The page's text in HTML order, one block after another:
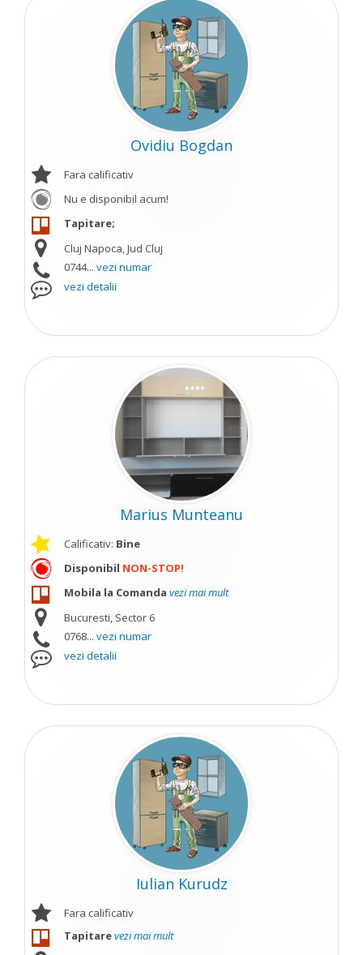
Ovidiu Bogdan
Fara calificativ
Nu e disponibil acum!
Tapitare;
Cluj Napoca, Jud Cluj
0744... vezi numar
vezi detalii
Marius Munteanu
Calificativ: Bine
Disponibil NON-STOP!
Mobila la Comanda vezi mai mult
Bucuresti, Sector 6
0768... vezi numar
vezi detalii
Iulian Kurudz
Fara calificativ
Tapitarevezi mai mult